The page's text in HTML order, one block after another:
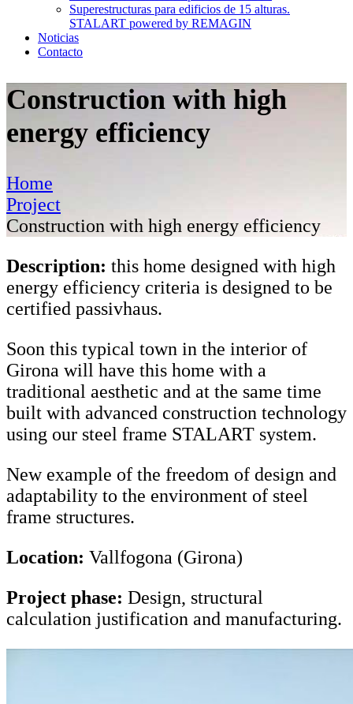
Superestructuras para edificios de 15 alturas.
STALART powered by REMAGIN
Noticias
Contacto
Construction with high
energy efficiency
Home
Project
Construction with high energy efficiency
Description: this home designed with high
energy efficiency criteria is designed to be
certified passivhaus.
Soon this typical town in the interior of
Girona will have this home with a
traditional aesthetic and at the same time
built with advanced construction technology
using our steel frame STALART system.
New example of the freedom of design and
adaptability to the environment of steel
frame structures.
Location: Vallfogona (Girona)
Project phase: Design, structural
calculation justification and manufacturing.